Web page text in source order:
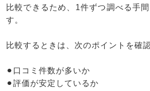
比較できるため、1件ずつ調べる手
す。
比較するときは、次のポイントを確
⚫︎口コミ件数が多いか
⚫︎評価が安定しているか